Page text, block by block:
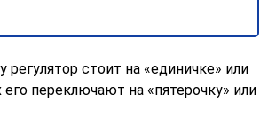
стоит на «единичке» или
переключают на «пятерочку» или